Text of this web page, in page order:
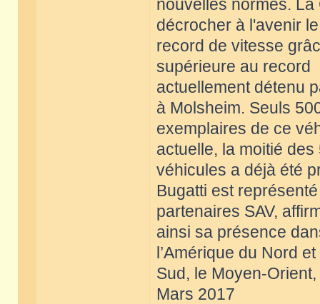
nouvelles normes.
décrocher à l'avenir le
record de vitesse
supérieure au record
actuellement détenu
à Molsheim. Seuls
exemplaires de ce
actuelle, la moitié des
véhicules a déjà été
Bugatti est
partenaires SAV,
ainsi sa présence
l’Amérique du Nord et
Sud, le Moyen-
Mars 2017